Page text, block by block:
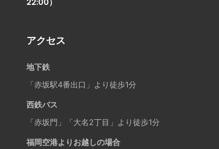
アクセス
地下鉄
「赤坂駅4番出口」より徒歩1分
西鉄バス
「赤坂門」「大名2丁目」より徒歩1分
福岡空港よりお越しの場合